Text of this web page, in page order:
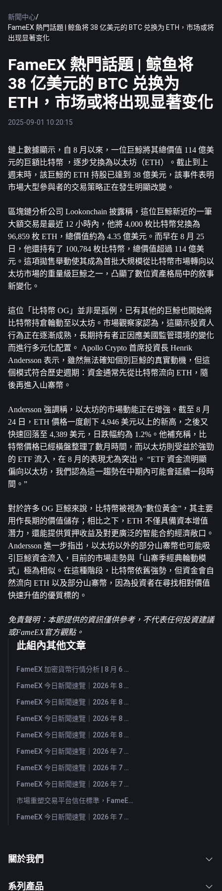
新聞中心/
FameEX 熱門話題 | 鲸鱼将 38 亿美元的 BTC 兑换为 ETH，市场或将
出现显著变化
FameEX 熱門話題 | 鲸鱼将
38 亿美元的 BTC 兑换为
ETH，市场或将出现显著变化
2025-09-01 10:20:15
鏈上數據顯示，自 8 月以來，一位巨鯨將其總價值 114 億美
元的巨額 比特幣 ，逐步兌換為以太坊 （ETH）。截止到上
週末時，該巨鯨的 ETH 持股已達到 38 億美元，該事件表明
市場大型參與者的交易策略正在發生明顯改變。
區塊鏈分析公司 Lookonchain 披露稱，這位巨鯨新近的一筆
大額交易是最近 12 小時內，他將 4,000 枚比特幣兌換為
96,859 枚 ETH，總價值約為 4.35 億美元。而早在 8 月 25
日，他還持有了 100,784 枚比特幣，總價值超過 114 億美
元。這項拋售舉動使其成為首批大規模從比特幣市場轉向以
太坊市場的重量級巨鯨之一，凸顯了數位資產格局中的敘事
新變化。
這位「比特幣 OG」並非是孤例，已有其他的巨鯨也開始將
比特幣持倉輪動至以太坊。市場觀察家認為，這顯示投資人
行為正在逐漸成熟，長期持有者正因應美國監管環境的變化
而進行多元化配置。 Apollo Crypto 首席投資長 Henrik
Andersson 表示，雖然無法確知個別巨鯨的真實動機，但這
個模式符合歷史週期​​：資金通常先從比特幣流向 ETH，隨
後再進入山寨幣。
Andersson 強調稱，以太坊的市場動能正在增強。截至 8 月
24 日，ETH 價格一度創下 4,946 美元以上的新高，之後又
快速回落至 4,389 美元，日跌幅約為 1.2%。他補充稱，比
特幣價格已經橫盤整理了數月時間，而以太坊則受益於強勁
的 ETF 流入，在 8 月的表現尤為突出。 “ETF 資金流明顯
偏向以太坊，我們認為這一趨勢在中期內可能會延續一段時
間。”
對於許多 OG 巨鯨來說，比特幣被視為“數位黃金”，其主要
用作長期的價值儲存；相比之下，ETH 不僅具備資本增值
潛力，還能提供質押收益及對更廣泛的智能合約經濟敞口。
Andersson 進一步指出，以太坊以外的部分山寨幣也可能吸
引巨鯨資金流入，目前的市場走勢與「山寨季經典輪動模
式」極為相似。在這種階段，比特幣依舊強勢，但資金會自
然流向 ETH 以及部分山寨幣，因為投資者在尋找相對價值
快速升值的優質標的。
免責聲明：本節提供的資訊僅供參考，不代表任何投資建議
或FameEX官方觀點。
此組內其他文章
FameEX 加密貨幣行情分析 | 8 月 6 日, 2026
FameEX 今日新聞速覽｜2026 年 8 月 6 日
FameEX 今日新聞速覽｜2026 年 8 月 5 日
FameEX 今日新聞速覽｜2026 年 8 月 4 日
FameEX 今日新聞速覽｜2026 年 8 月 3 日
FameEX 今日新聞速覽｜2026 年 7 月 31 日
FameEX 今日新聞速覽｜2026 年 7 月 30 日
FameEX 今日新聞速覽｜2026 年 7 月 29 日
市場重塑交易平台信任標準，FameEX 以八年穩健營運持續服務全球用戶
FameEX 今日新聞速覽｜2026 年 7 月 28 日
關於我們
系列產品